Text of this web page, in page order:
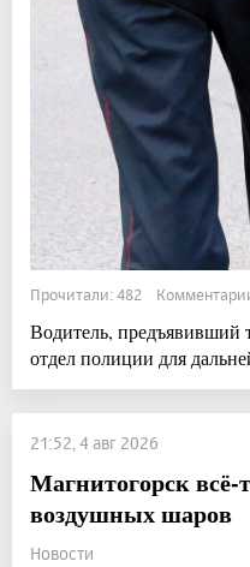
Прочитали: 482
Водитель, предъявивший
отдел полиции для
21:52, 4 авг 2026
Магнитогорск
воздушных шаров
Новости